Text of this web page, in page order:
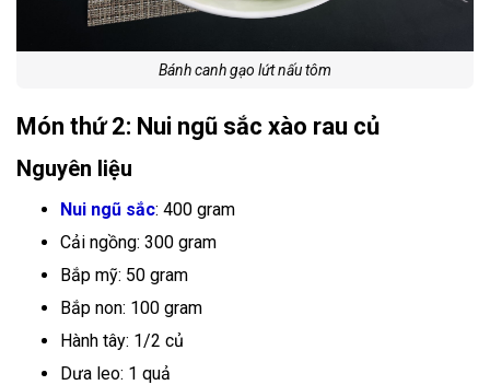
Bánh canh gạo lứt nấu tôm
Món thứ 2: Nui ngũ sắc xào rau củ
Nguyên liệu
Nui ngũ sắc: 400 gram
Cải ngồng: 300 gram
Bắp mỹ: 50 gram
Bắp non: 100 gram
Hành tây: 1/2 củ
Dưa leo: 1 quả